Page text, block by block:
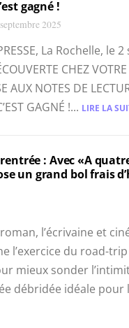
gagné !
2025
La Rochelle, le
CHEZ VOTRE
AUX NOTES DE
GAGNÉ !... LIRE LA
: Avec «A
un grand bol frais
l’écrivaine et
l’exercice du road-
mieux sonder
débridée idéale pour